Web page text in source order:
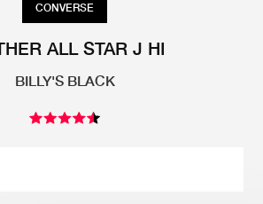
VANS
CONVERSE
CONVERSE
ALL STAR J HI
BILLY'S BLACK